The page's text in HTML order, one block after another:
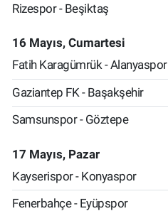
Rizespor - Beşiktaş
16 Mayıs, Cumartesi
Fatih Karagümrük - Alanyaspor
Gaziantep FK - Başakşehir
Samsunspor - Göztepe
17 Mayıs, Pazar
Kayserispor - Konyaspor
Fenerbahçe - Eyüpspor